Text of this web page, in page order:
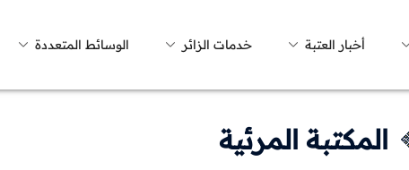
أخبار العتبة خدمات الزائر الوسائط المتعددة
المكتبة المرئية